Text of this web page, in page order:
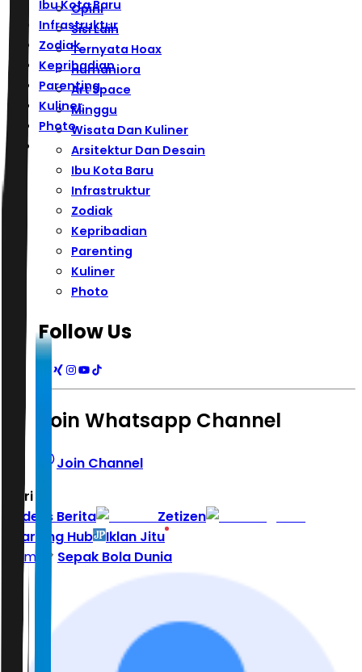
Ibu Kota Baru
Infrastruktur
Zodiak
Kepribadian
Parenting
Kuliner
Photo
Opini
Sisi Lain
Ternyata Hoax
Humaniora
Art Space
Minggu
Wisata Dan Kuliner
Arsitektur Dan Desain
Ibu Kota Baru
Infrastruktur
Zodiak
Kepribadian
Parenting
Kuliner
Photo
Follow Us
Join Whatsapp Channel
Join Channel
Hari ini
Indeks Berita
Zetizen
Learning Hub
Iklan Jitu
Home
Sepak Bola Dunia